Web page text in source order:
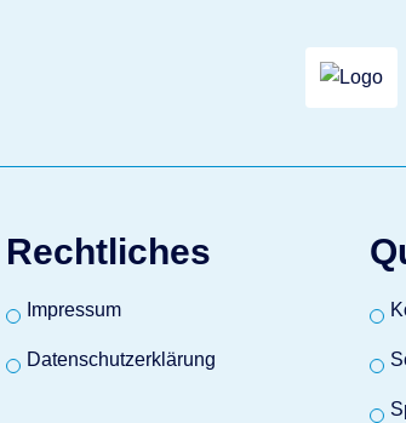
Rechtliches
Impressum
Datenschutzerklärung